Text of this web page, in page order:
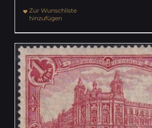
Zur Wunschliste
hinzufügen